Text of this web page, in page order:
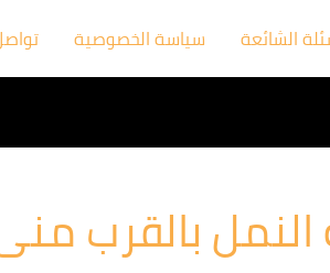
الشائعة سياسة الخصوصية
بالقرب